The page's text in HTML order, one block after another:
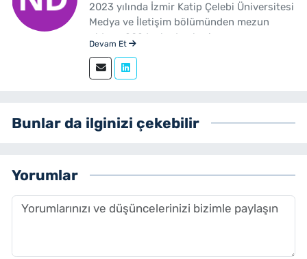
2023 yılında İzmir Katip Çelebi Üniversitesi
Medya ve İletişim bölümünden mezun
oldum. 2024 yılından beri
olarak çalışmaktayım.
Devam Et
Bunlar da ilginizi çekebilir
Yorumlar